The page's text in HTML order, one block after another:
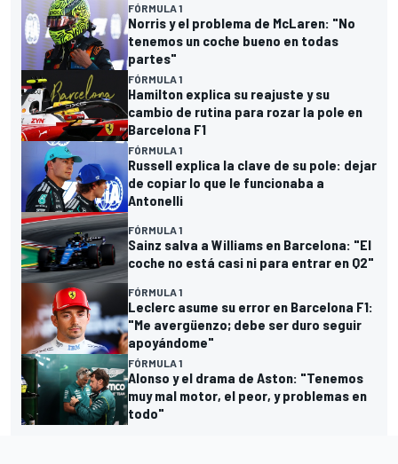
FÓRMULA 1
Norris y el problema de McLaren: "No
tenemos un coche bueno en todas
partes"
FÓRMULA 1
Hamilton explica su reajuste y su
cambio de rutina para rozar la pole en
Barcelona F1
FÓRMULA 1
Russell explica la clave de su pole: dejar
de copiar lo que le funcionaba a
Antonelli
FÓRMULA 1
Sainz salva a Williams en Barcelona: "El
coche no está casi ni para entrar en Q2"
FÓRMULA 1
Leclerc asume su error en Barcelona F1:
"Me avergüenzo; debe ser duro seguir
apoyándome"
FÓRMULA 1
Alonso y el drama de Aston: "Tenemos
muy mal motor, el peor, y problemas en
todo"